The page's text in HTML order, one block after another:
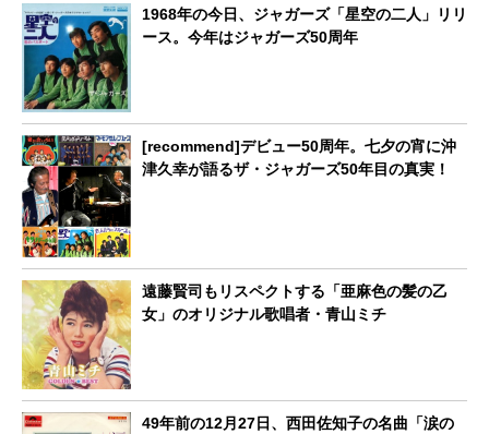
1968年の今日、ジャガーズ「星空の二人」リリ
ース。今年はジャガーズ50周年
[recommend]デビュー50周年。七夕の宵に沖
津久幸が語るザ・ジャガーズ50年目の真実！
遠藤賢司もリスペクトする「亜麻色の髪の乙
女」のオリジナル歌唱者・青山ミチ
49年前の12月27日、西田佐知子の名曲「涙の